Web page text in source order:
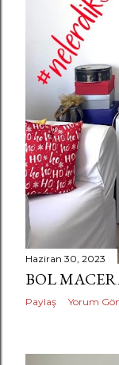
Haziran 30, 2023
BOL
Paylaş Yorum